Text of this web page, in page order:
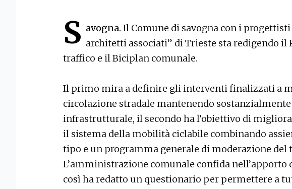
S avogna. Il Comune di savogna con i progettisti
architetti associati” di Trieste sta redigendo il
traffico e il Biciplan comunale.
Il primo mira a definire gli interventi finalizzati a
circolazione stradale mantenendo
infrastrutturale, il secondo ha l’obiettivo di
il sistema della mobilità ciclabile combinando
tipo e un programma generale di moderazione del
L’amministrazione comunale confida
così ha redatto un questionario per permettere a